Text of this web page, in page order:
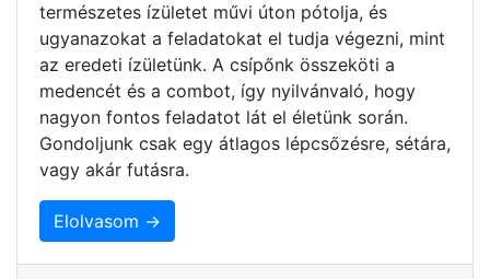
természetes ízületet művi úton pótolja, és
ugyanazokat a feladatokat el tudja végezni, mint
az eredeti ízületünk. A csípőnk összeköti a
medencét és a combot, így nyilvánvaló, hogy
nagyon fontos feladatot lát el életünk során.
Gondoljunk csak egy átlagos lépcsőzésre, sétára,
vagy akár futásra.
Elolvasom →